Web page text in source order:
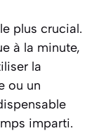
plus crucial.
à la minute,
la
ou un
imparti.